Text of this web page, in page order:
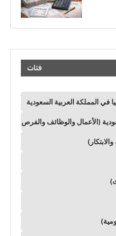
فئات
في المملكة العربية السعودية
(الأعمال والوظائف والفرص)